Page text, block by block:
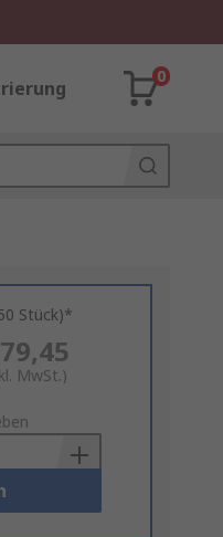
0
Stück)*
MwSt.)